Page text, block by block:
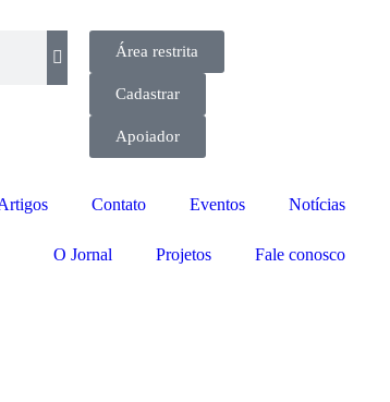
Área restrita
Cadastrar
Apoiador
Contato Eventos Notícias
O Jornal Projetos Fale conosco